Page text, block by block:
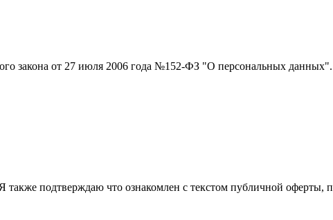
закона от 27 июля 2006 года №152-ФЗ "О персональных
подтверждаю что ознакомлен с текстом публичной оферты,